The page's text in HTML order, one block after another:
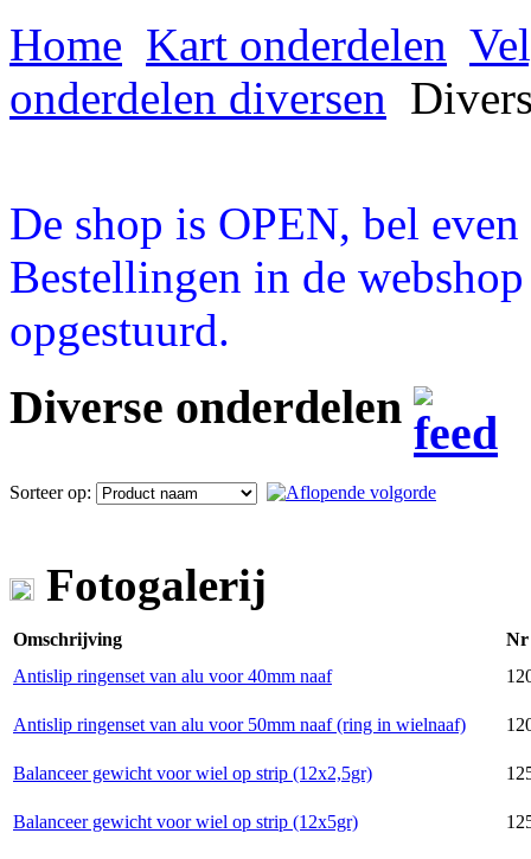
Home Kart onderdelen
onderdelen diversen
De shop is OPEN, bel
Bestellingen in de
opgestuurd.
Diverse onderdelen
Sorteer op:
Fotogalerij
Omschrijving
Nr
Antislip ringenset van alu voor 40mm naaf
Antislip ringenset van alu voor 50mm naaf (ring in wielnaaf)
Balanceer gewicht voor wiel op strip (12x2,5gr)
Balanceer gewicht voor wiel op strip (12x5gr)